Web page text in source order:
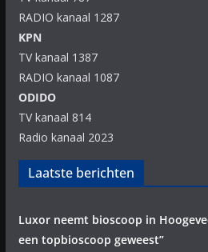
RADIO kanaal 1287
KPN
TV kanaal 1387
RADIO kanaal 1087
ODIDO
TV kanaal 814
Radio kanaal 2023
Laatste berichten
Luxor neemt bioscoop in
een topbioscoop geweest”